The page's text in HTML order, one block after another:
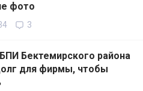
фото
3
Бектемирского района
для фирмы, чтобы